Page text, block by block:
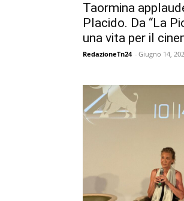
Taormina
Placido. Da “La
una vita per il
RedazioneTn24 - Giugno 14,